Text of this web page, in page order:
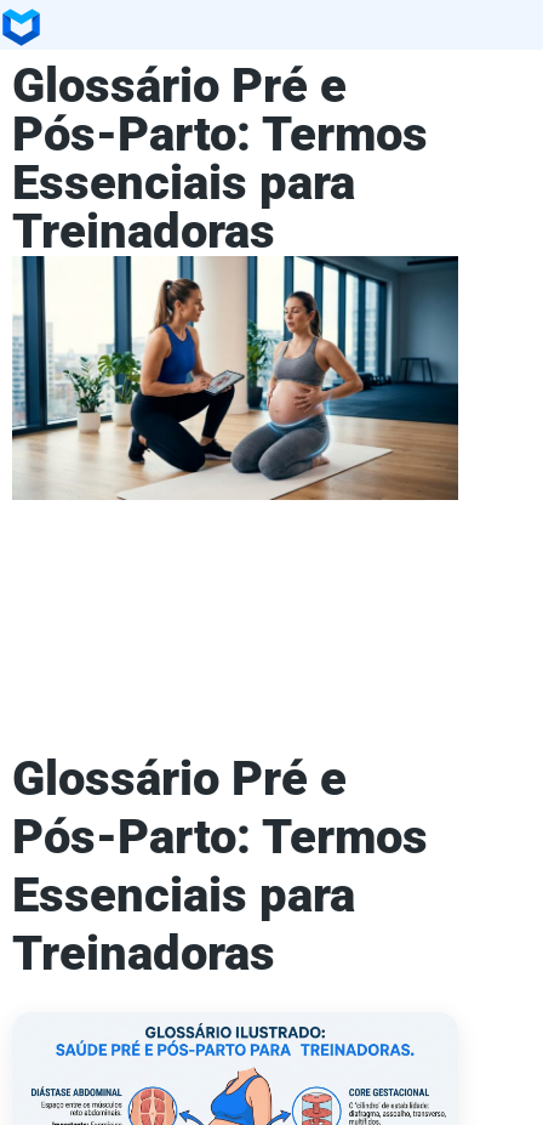
Glossário Pré e
Pós-Parto: Termos
Essenciais para
Treinadoras
Glossário Pré e
Pós-Parto: Termos
Essenciais para
Treinadoras